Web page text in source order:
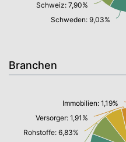
Schweden: 9,03%
Schweiz: 7,90%
Branchen
Rohstoffe: 6,83%
Versorger: 1,91%
Immobilien: 1,19%